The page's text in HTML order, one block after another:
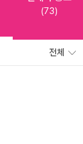
(73)
전체